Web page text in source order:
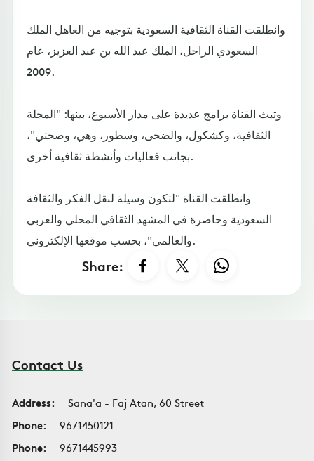
وانطلقت القناة الثقافية السعودية بتوجيه من العاهل الملك
السعودي الراحل، الملك عبد الله بن عبد العزيز، عام
2009.
وتبث القناة برامج عديدة على مدار الأسبوع، بينها: "المجلة
الثقافية، وكشكول، والضحى، وسطور، وهي، وصحتي"،
بجانب فعاليات وأنشطة ثقافية أخرى.
وانطلقت القناة "لتكون وسيلة لنقل الفكر والثقافة
السعودية وحاضرة في المشهد الثقافي المحلي والعربي
والعالمي"، بحسب موقعها الإلكتروني.
Share:
Contact Us
Address:
Sana'a - Faj Atan, 60 Street
Phone:
9671450121
Phone:
9671445993